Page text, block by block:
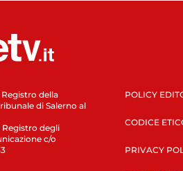
della
di Salerno al
degli
c/o
POLICY
CODICE
PRIVACY